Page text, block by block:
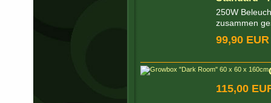
250W
zusammen
99,90 EUR
115,00